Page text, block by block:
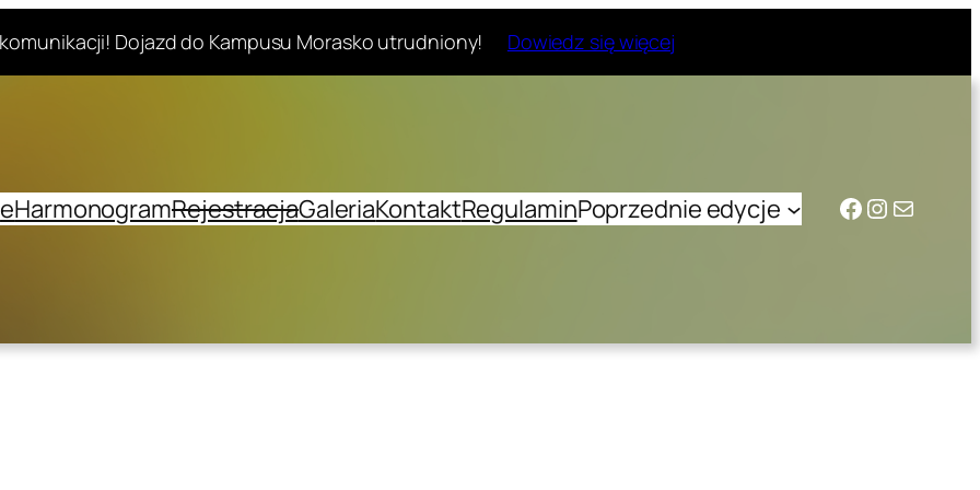
Dojazd do Kampusu Morasko utrudniony! Dowiedz się więcej
HarmonogramRejestracjaGaleriaKontaktRegulaminPoprzednie edycje Facebook
Instagram
Mail